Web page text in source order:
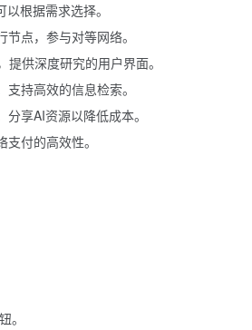
根据需求选择。
点，参与对等网络。
供深度研究的用户界面。
持高效的信息检索。
享AI资源以降低成本。
付的高效性。
。